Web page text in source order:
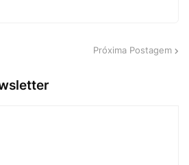
Próxima Postagem